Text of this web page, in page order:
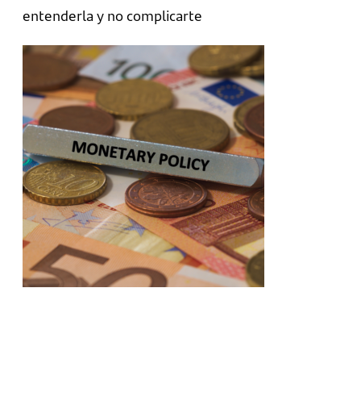
entenderla y no complicarte